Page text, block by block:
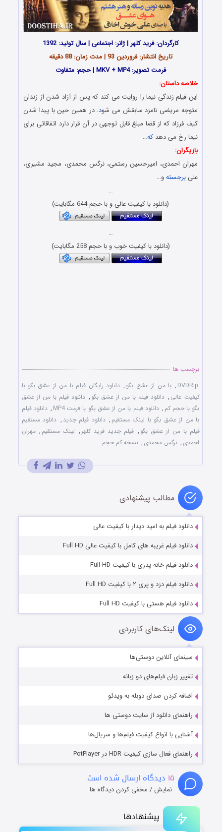
پیشنهادها
کارگردان: فرید کلهر | ژانر: اجتماعی | سال تولید: 1392
تاریخ انتشار: فروردین 93 | مدت زمان: 88 دقیقه
فرمت تصویر: MKV + MP4 | حجم: متفاوت
خلاصه داستان:
این فیلم زندگی نیما را روایت می کند که پس از آزاد شدن از زندان
متوجه مریضی نامزد سابقش می شود. در همین حین با پیدا شدن
کیف فرزاد که از قضا مبلغ قابل توجهی در آن قرار دارد اتفاقاتی برای
نیما رخ می دهدکه…
بازیگران:
مهران احمدی، امیرحسین رستمی، نرگس محمدی، مجید مشیری،
علیبرجستهو…
…
(دانلود با کیفیت عالی و با حجم 644 مگابایت)
…
(دانلود با کیفیت خوب و با حجم 258 مگابایت)
برچسب ها
DVDRip
, با من از عشق بگو , دانلود رایگان فیلم با من از عشق بگو با
کیفیت عالی , دانلود فیلم با من از عشق بگو , دانلود فیلم با من از عشق
بگو با حجم کم , دانلود فیلم با من از عشق بگو با فرمت MP4 , دانلود فیلم
با من از عشق بگو با لینک مستقیم , دانلود فیلم جدید , دانلود مستقیم
فیلم با من از عشق بگو , فیلم جدید فرید کلهر , لینک مستقیم , مهران
احمدی , نرگس محمدی , نسخه کم حجم
مطالب پیشنهادی
دانلود فیلم به امید دیدار با کیفیت عالی
دانلود فیلم غریبه های کامل با کیفیت عالی Full HD
دانلود فیلم خانه پدری با کیفیت Full HD
دانلود فیلم دزد و پری ۲ با کیفیت Full HD
دانلود فیلم هستی با کیفیت Full HD
لینک‌های کاربردی
سینمای آنلاین دوستی‌ها
تغییر زبان فیلم‌های دو زبانه
اضافه کردن صدای دوبله به ویدئو
راهنمای دانلود از سایت دوستی ها
آشنایی با انواع کیفیت فیلم‌ها و سریال‌ها
راهنمای فعال سازی کیفیت HDR در PotPlayer
۱۵ دیدگاه ارسال شده است
نمایش / مخفی کردن دیدگاه ها